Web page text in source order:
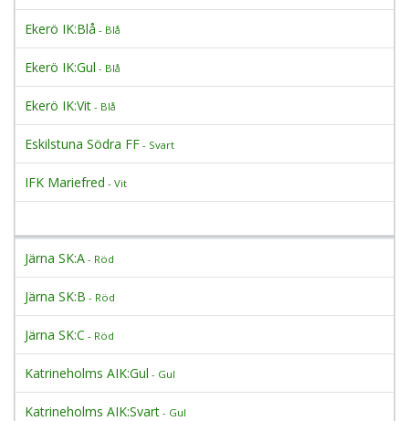
Ekerö IK:Blå - Blå
Ekerö IK:Gul - Blå
Ekerö IK:Vit - Blå
Eskilstuna Södra FF - Svart
IFK Mariefred - Vit
Järna SK:A - Röd
Järna SK:B - Röd
Järna SK:C - Röd
Katrineholms AIK:Gul - Gul
Katrineholms AIK:Svart - Gul